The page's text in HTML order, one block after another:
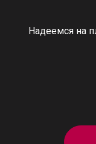
Надеемся на